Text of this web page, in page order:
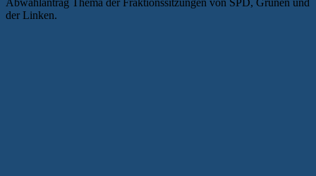
Abwahlantrag Thema der Fraktionssitzungen von SPD, Grünen und
der Linken.